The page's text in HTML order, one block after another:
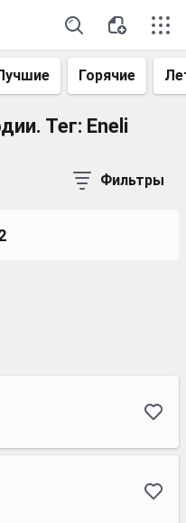
Горячие
Тег: Eneli
Фильтры